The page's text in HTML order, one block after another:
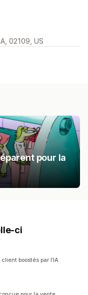
02109, US
pour la
ci
boostés par l’IA